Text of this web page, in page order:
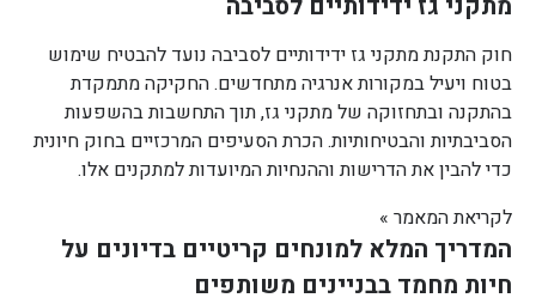
מתקני גז ידידותיים לסביבה
חוק התקנת מתקני גז ידידותיים לסביבה נועד להבטיח שימוש
בטוח ויעיל במקורות אנרגיה מתחדשים. החקיקה מתמקדת
בהתקנה ובתחזוקה של מתקני גז, תוך התחשבות בהשפעות
הסביבתיות והבטיחותיות. הכרת הסעיפים המרכזיים בחוק חיונית
כדי להבין את הדרישות וההנחיות המיועדות למתקנים אלו.
לקריאת המאמר »
המדריך המלא למונחים קריטיים בדיונים על
חיות מחמד בבניינים משותפים